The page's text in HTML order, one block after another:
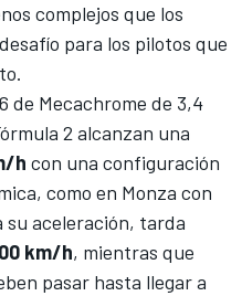
complejos que los
para los pilotos que
de Mecachrome de 3,4
2 alcanzan una
h con una configuración
como en Monza con
su aceleración, tarda
km/h, mientras que
pasar hasta llegar a